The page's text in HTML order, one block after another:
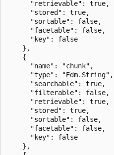
      "retrievable": true,
      "stored": true,
      "sortable": false,
      "facetable": false,
      "key": false
    },
    {
      "name": "chunk",
      "type": "Edm.String",
      "searchable": true,
      "filterable": false,
      "retrievable": true,
      "stored": true,
      "sortable": false,
      "facetable": false,
      "key": false
    },